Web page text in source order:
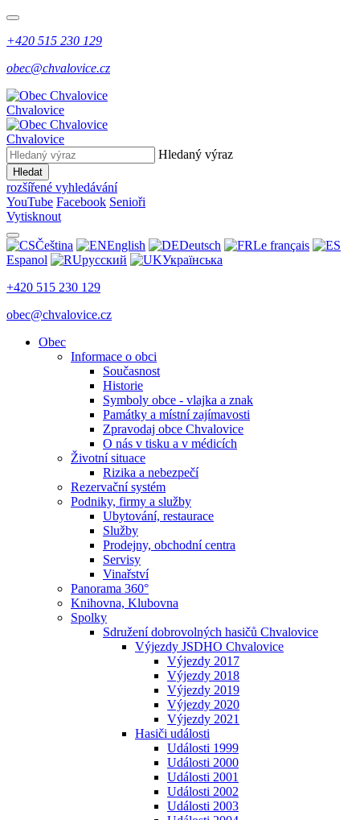
+420 515 230 129
obec@chvalovice.cz
Chvalovice
Chvalovice
Hledaný výraz
Hledat
rozšířené vyhledávání
YouTube Facebook Senioři
Vytisknout
Čeština English Deutsch
Le français
Espanol
русский
Українська
+420 515 230 129
obec@chvalovice.cz
Obec
Informace o obci
Současnost
Historie
Symboly obce - vlajka a znak
Památky a místní zajímavosti
Zpravodaj obce Chvalovice
O nás v tisku a v médicích
Životní situace
Rizika a nebezpečí
Rezervační systém
Podniky, firmy a služby
Ubytování, restaurace
Služby
Prodejny, obchodní centra
Servisy
Vinařství
Panorama 360°
Knihovna, Klubovna
Spolky
Sdružení dobrovolných hasičů Chvalovice
Výjezdy JSDHO Chvalovice
Výjezdy 2017
Výjezdy 2018
Výjezdy 2019
Výjezdy 2020
Výjezdy 2021
Hasiči události
Události 1999
Události 2000
Události 2001
Události 2002
Události 2003